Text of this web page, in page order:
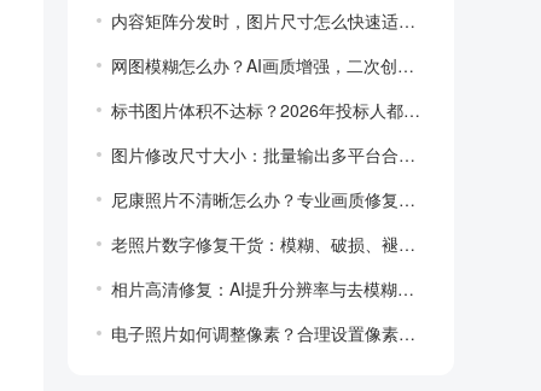
内容矩阵分发时，图片尺寸怎么快速适配各平...
网图模糊怎么办？AI画质增强，二次创作素...
标书图片体积不达标？2026年投标人都在...
图片修改尺寸大小：批量输出多平台合规尺寸...
尼康照片不清晰怎么办？专业画质修复工具一...
老照片数字修复干货：模糊、破损、褪色一次...
相片高清修复：AI提升分辨率与去模糊的专...
电子照片如何调整像素？合理设置像素更清晰